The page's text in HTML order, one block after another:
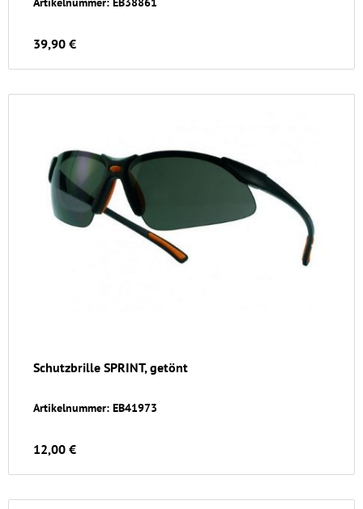
39,90 €
Schutzbrille SPRINT, getönt
Artikelnummer: EB41973
12,00 €